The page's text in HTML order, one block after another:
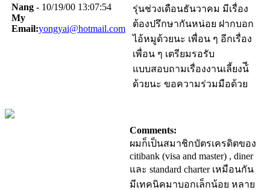
Nang - 10/19/00 13:07:54
My
Email:yongyai@hotmail.com
รุ่นช่วงเดือนธันวาคม มีเรื่อง
ต้องปรึกษากันหน่อย ฝากบอก
ไอ้หมูด้วยนะ เพื่อน ๆ อีกเรื่อง
เพื่อน ๆ เตรียมรอรับ
แบบสอบถามเรื่องงานเลี้ยงน้ี
ด้วยนะ ขอความร่วมมือด้วย
Comments:
ผมก็เป็นสมาชิกบัตรเครดิตของ
citibank (visa and master) , diner
และ standard charter เหมือนกัน
มีเทคนิคมาบอกเล็กน้อย หลาย